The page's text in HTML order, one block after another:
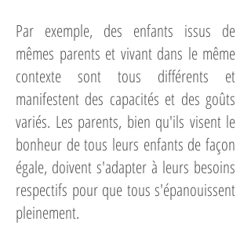
Par exemple, des enfants issus de
mêmes parents et vivant dans le même
contexte sont tous différents et
manifestent des capacités et des goûts
variés. Les parents, bien qu'ils visent le
bonheur de tous leurs enfants de façon
égale, doivent s'adapter à leurs besoins
respectifs pour que tous s'épanouissent
pleinement.